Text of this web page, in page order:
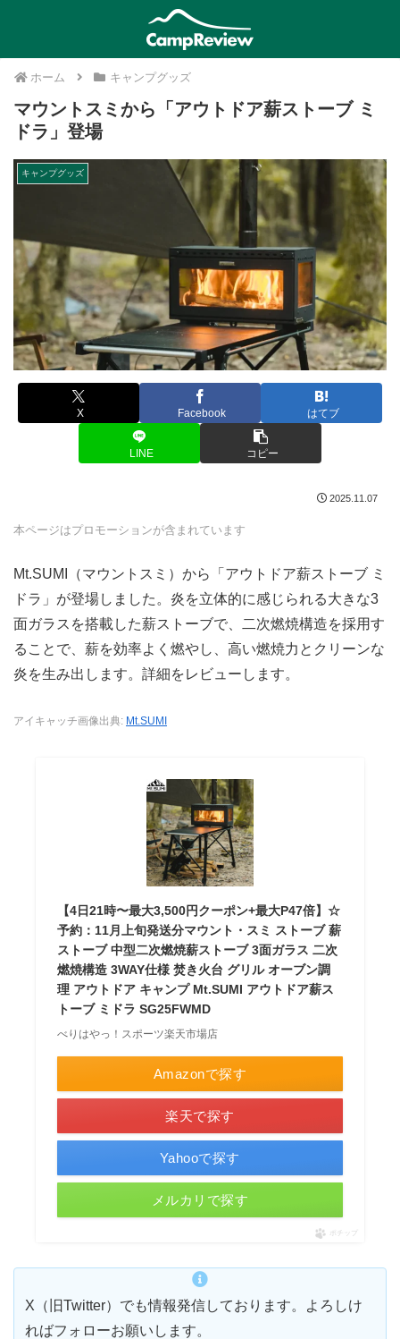
ホーム キャンプグッズ
マウントスミから「アウトドア薪ストーブ ミ
ドラ」登場
キャンプグッズ
X Facebook はてブ
LINE コピー
2025.11.07
本ページはプロモーションが含まれています
Mt.SUMI（マウントスミ）から「アウトドア薪ストーブ ミ
ドラ」が登場しました。炎を立体的に感じられる大きな3
面ガラスを搭載した薪ストーブで、二次燃焼構造を採用す
ることで、薪を効率よく燃やし、高い燃焼力とクリーンな
炎を生み出します。詳細をレビューします。
アイキャッチ画像出典: Mt.SUMI
【4日21時〜最大3,500円クーポン+最大P47倍】☆
予約：11月上旬発送分マウント・スミ ストーブ 薪
ストーブ 中型二次燃焼薪ストーブ 3面ガラス 二次
燃焼構造 3WAY仕様 焚き火台 グリル オーブン調
理 アウトドア キャンプ Mt.SUMI アウトドア薪ス
トーブ ミドラ SG25FWMD
べりはやっ！スポーツ楽天市場店
Amazonで探す
楽天で探す
Yahooで探す
メルカリで探す
ポチップ
X（旧Twitter）でも情報発信しております。よろしけ
ればフォローお願いします。